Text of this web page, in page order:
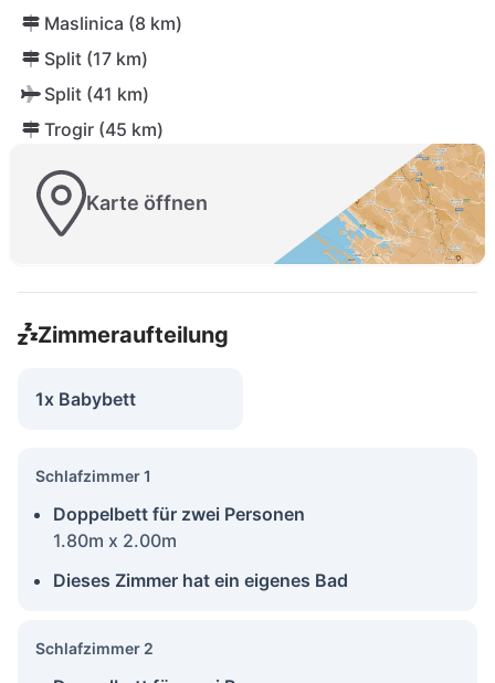
Maslinica (8 km)
Split (17 km)
Split (41 km)
Trogir (45 km)
Karte öffnen
Zimmeraufteilung
1x Babybett
Schlafzimmer 1
Doppelbett für zwei Personen
1.80m x 2.00m
Dieses Zimmer hat ein eigenes Bad
Schlafzimmer 2